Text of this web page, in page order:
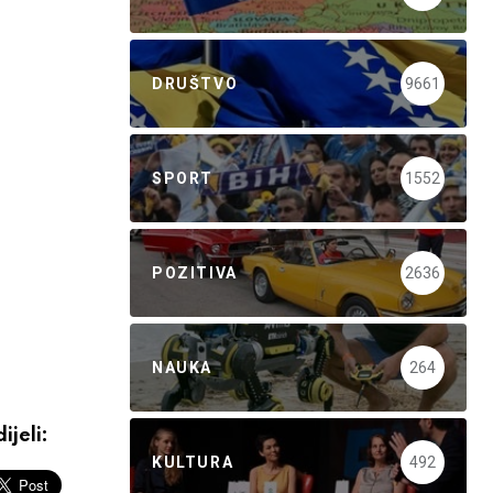
DRUŠTVO 9661
SPORT 1552
POZITIVA 2636
NAUKA 264
KULTURA 492